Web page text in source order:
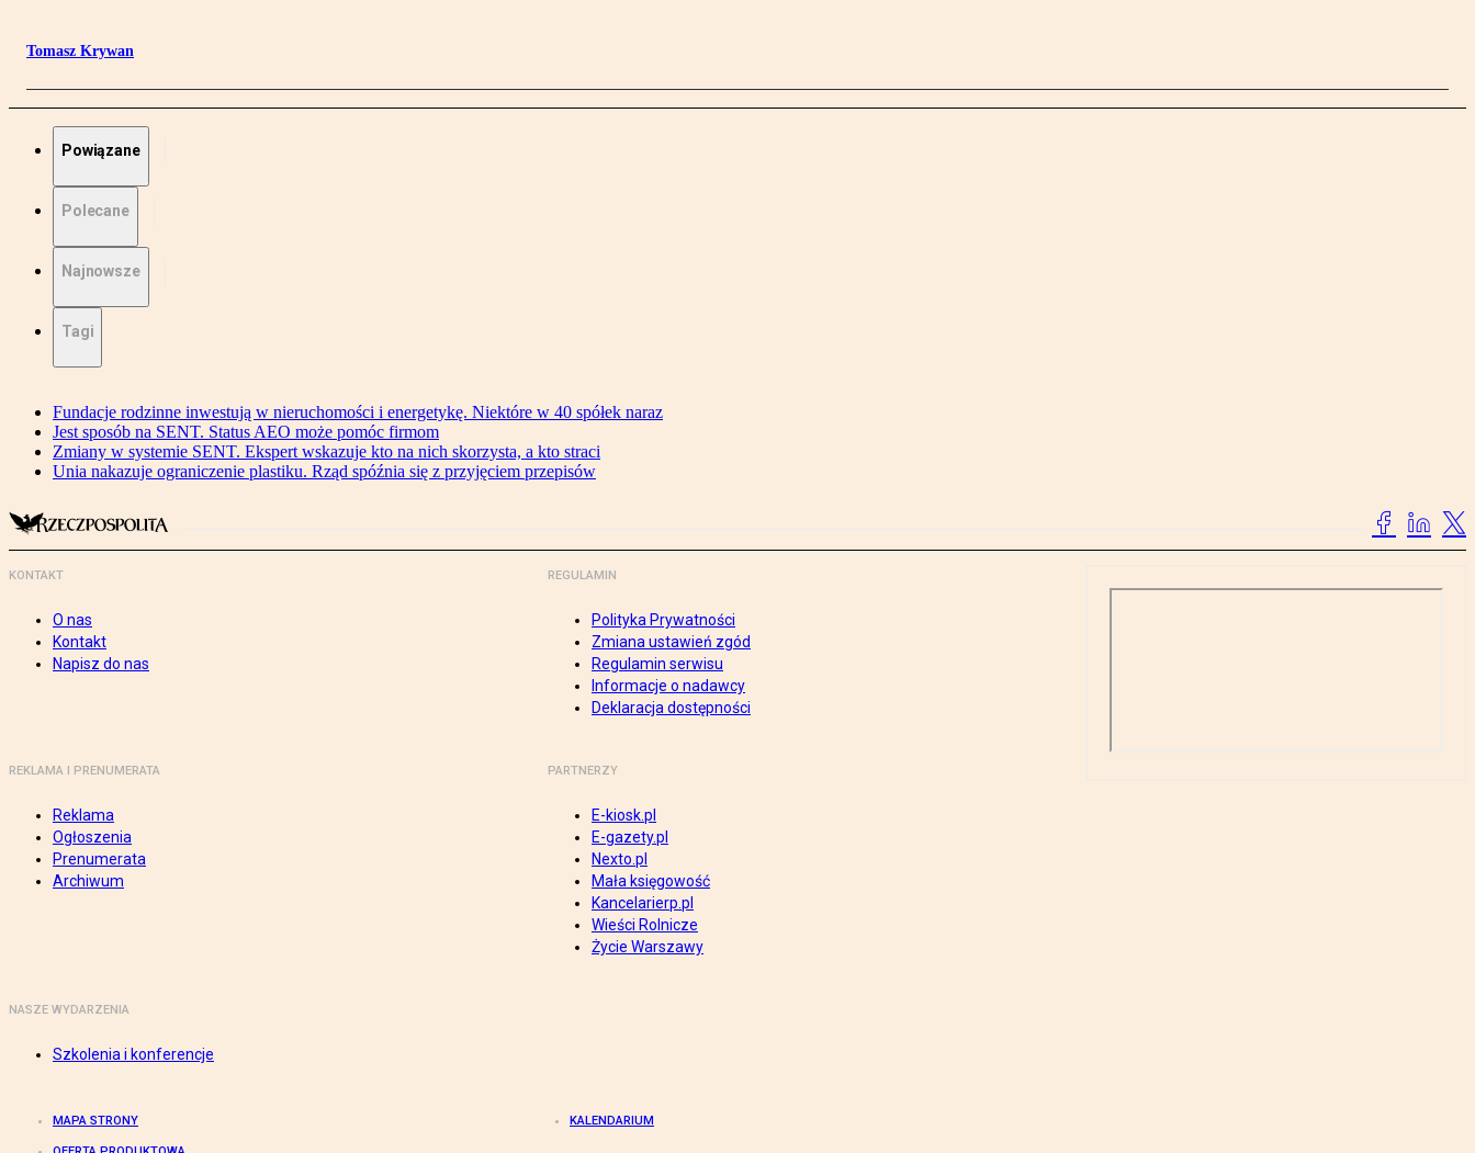
Tomasz Krywan
Powiązane
Polecane
Najnowsze
Tagi
Fundacje rodzinne inwestują w nieruchomości i energetykę. Niektóre w 40 spółek naraz
Jest sposób na SENT. Status AEO może pomóc firmom
Zmiany w systemie SENT. Ekspert wskazuje kto na nich skorzysta, a kto straci
Unia nakazuje ograniczenie plastiku. Rząd spóźnia się z przyjęciem przepisów
KONTAKT
O nas
Kontakt
Napisz do nas
REGULAMIN
Polityka Prywatności
Zmiana ustawień zgód
Regulamin serwisu
Informacje o nadawcy
Deklaracja dostępności
REKLAMA I PRENUMERATA
Reklama
Ogłoszenia
Prenumerata
Archiwum
PARTNERZY
E-kiosk.pl
E-gazety.pl
Nexto.pl
Mała księgowość
Kancelarierp.pl
Wieści Rolnicze
Życie Warszawy
NASZE WYDARZENIA
Szkolenia i konferencje
MAPA STRONY KALENDARIUM